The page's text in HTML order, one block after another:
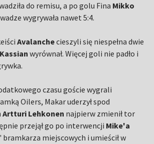
do remisu, a po golu Fina Mikko
wygrywała nawet 5:4.
Avalanchecieszyli się niespełna dwie
wyrównał. Więcej goli nie padło i
czasu goście wygrali
Oilers, Makar uderzył spod
Artturi Lehkonen najpierw zmienił tor
przejął go po interwencji Mike'a
bramkarza miejscowych i umieścił w